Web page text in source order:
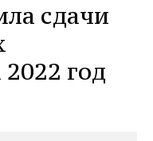
сдачи
2022 год